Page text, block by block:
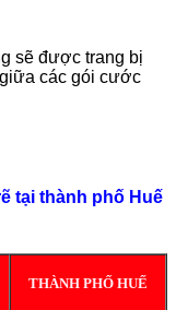
sẽ được trang bị
các gói cước
tại thành phố Huế
THÀNH PHỐ HUẾ